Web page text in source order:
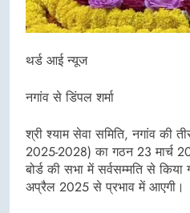
थर्ड आई न्यूज
नगांव से डिंपल शर्मा
श्री श्याम सेवा समिति, नगांव की
2025-2028) का गठन 23 मार्च
बोर्ड की सभा में सर्वसम्मति से
अप्रैल 2025 से प्रभाव में आएगी।